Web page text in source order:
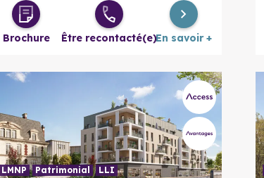
Brochure Être recontacté(e)En savoir +
LMNP Patrimonial
LLI